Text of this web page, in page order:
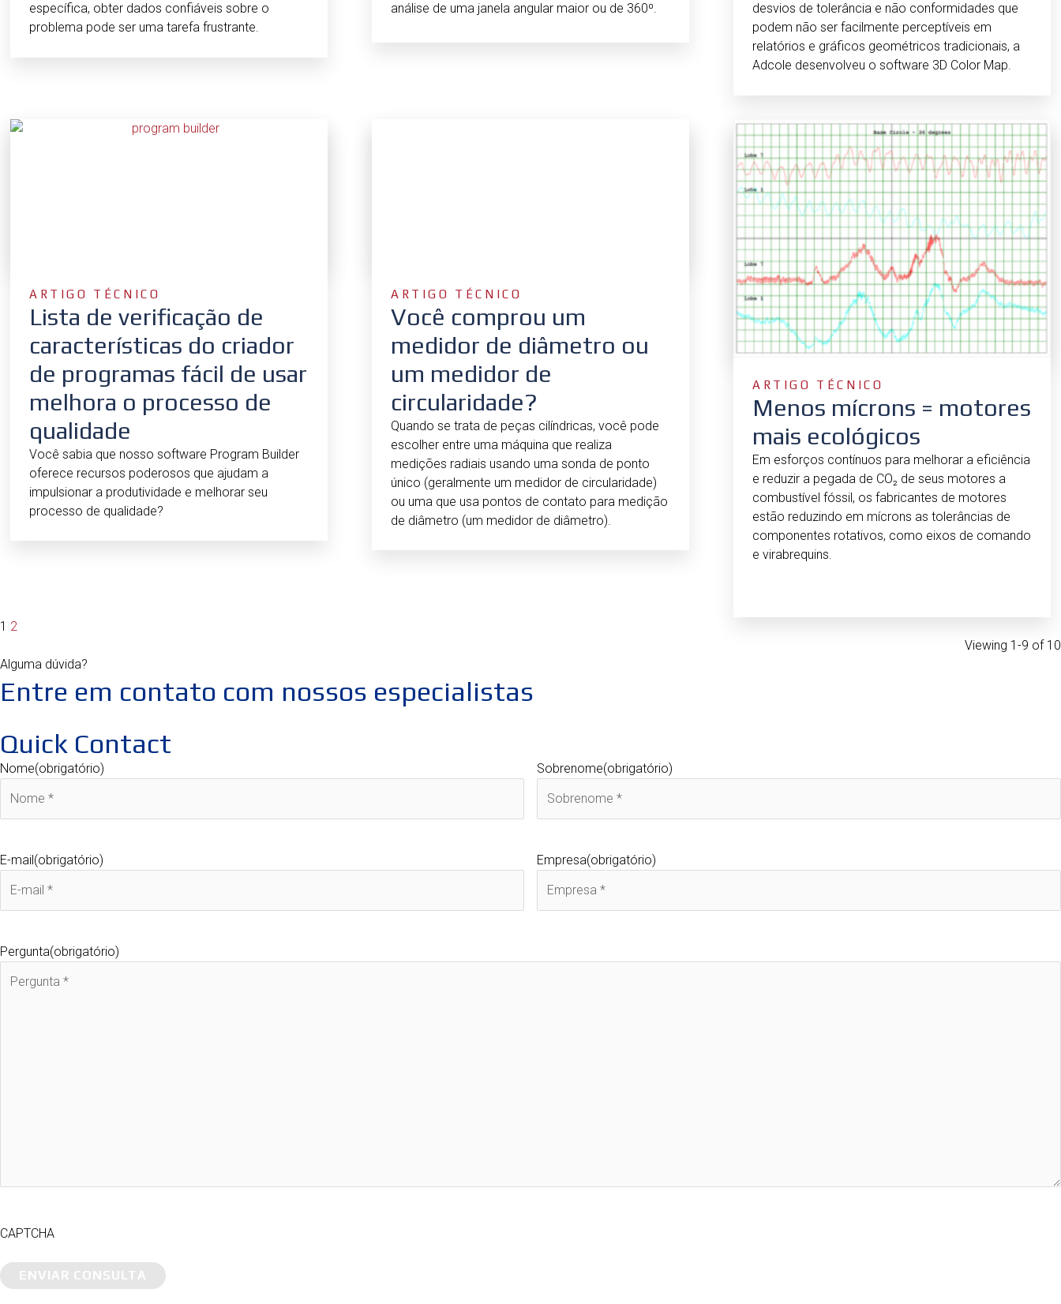
específica, obter dados confiáveis sobre o
problema pode ser uma tarefa frustrante.
análise de uma janela angular maior ou de 360⁰.
desvios de tolerância e não conformidades que
podem não ser facilmente perceptíveis em
relatórios e gráficos geométricos tradicionais, a
Adcole desenvolveu o software 3D Color Map.
ARTIGO TÉCNICO
Lista de verificação de
características do criador
de programas fácil de usar
melhora o processo de
qualidade
Você sabia que nosso software Program Builder
oferece recursos poderosos que ajudam a
impulsionar a produtividade e melhorar seu
processo de qualidade?
ARTIGO TÉCNICO
Você comprou um
medidor de diâmetro ou
um medidor de
circularidade?
Quando se trata de peças cilíndricas, você pode
escolher entre uma máquina que realiza
medições radiais usando uma sonda de ponto
único (geralmente um medidor de circularidade)
ou uma que usa pontos de contato para medição
de diâmetro (um medidor de diâmetro).
ARTIGO TÉCNICO
Menos mícrons = motores
mais ecológicos
Em esforços contínuos para melhorar a eficiência
e reduzir a pegada de CO₂ de seus motores a
combustível fóssil, os fabricantes de motores
estão reduzindo em mícrons as tolerâncias de
componentes rotativos, como eixos de comando
e virabrequins.
1 2
Viewing 1-9 of 10
Alguma dúvida?
Entre em contato com nossos especialistas
Quick Contact
Nome(obrigatório) Sobrenome(obrigatório)
E-mail(obrigatório) Empresa(obrigatório)
Pergunta(obrigatório)
CAPTCHA
ENVIAR CONSULTA